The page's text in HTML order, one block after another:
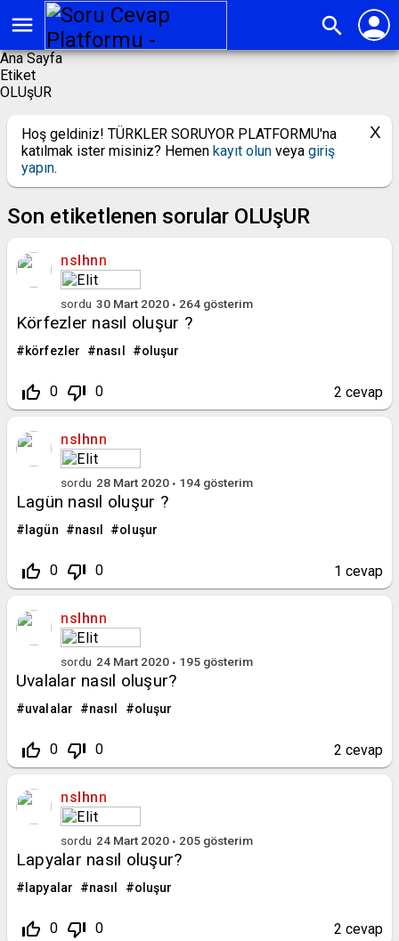
menu search person
Ana Sayfa
Etiket
OLUşUR
Hoş geldiniz! TÜRKLER SORUYOR PLATFORMU'na
katılmak ister misiniz? Hemen kayıt olun veya giriş
yapın.
Son etiketlenen sorular OLUşUR
nslhnn
sordu 30 Mart 2020 264 gösterim
Körfezler nasıl oluşur ?
körfezler nasıl oluşur
thumb_up_off_alt 0 thumb_down_off_alt 0 2 cevap
nslhnn
sordu 28 Mart 2020 194 gösterim
Lagün nasıl oluşur ?
lagün nasıl oluşur
thumb_up_off_alt 0 thumb_down_off_alt 0 1 cevap
nslhnn
sordu 24 Mart 2020 195 gösterim
Uvalalar nasıl oluşur?
uvalalar nasıl oluşur
thumb_up_off_alt 0 thumb_down_off_alt 0 2 cevap
nslhnn
sordu 24 Mart 2020 205 gösterim
Lapyalar nasıl oluşur?
lapyalar nasıl oluşur
thumb_up_off_alt 0 thumb_down_off_alt 0 2 cevap